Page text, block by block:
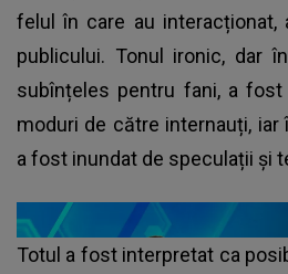
felul în care au interacționat,
publicului. Tonul ironic, dar
subînțeles pentru fani, a
moduri de către internauți,
a fost inundat de speculații și
Totul a fost interpretat ca